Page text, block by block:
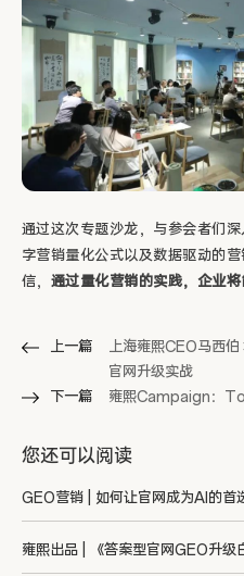
通过这次专题沙龙，与参会者们
字营销量化公式以及数据驱动的
信， 通过量化营销的实践，企业
上一篇
上海雍熙CEO马西
官网升级实战
下一篇
雍熙Campaign：
您还可以阅读
GEO营销 | 如何让官网成为AI的首
雍熙出品 | 《答案型官网GEO升